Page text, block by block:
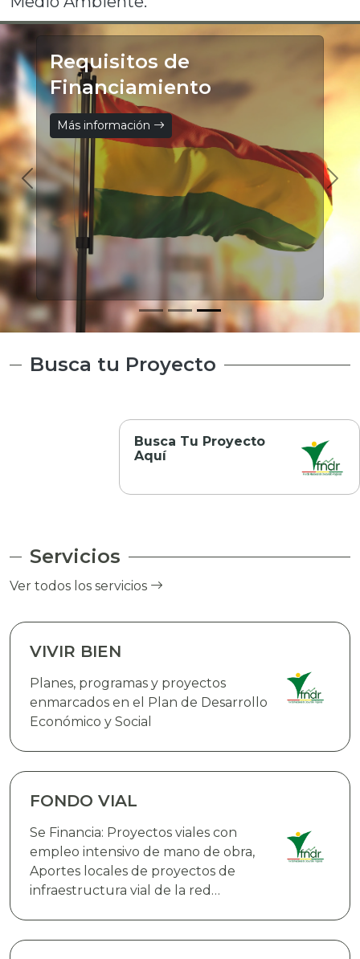
Requisitos de
Financiamiento
Más información
Busca tu Proyecto
Busca Tu Proyecto
Aquí
Servicios
Ver todos los servicios
VIVIR BIEN
Planes, programas y proyectos
enmarcados en el Plan de Desarrollo
Económico y Social
FONDO VIAL
Se Financia: Proyectos viales con
empleo intensivo de mano de obra,
Aportes locales de proyectos de
infraestructura vial de la red